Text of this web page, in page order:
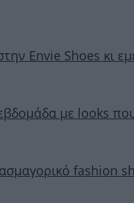
Envie Shoes κι
με looks
fashion